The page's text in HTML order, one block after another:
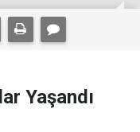
Yaşandı